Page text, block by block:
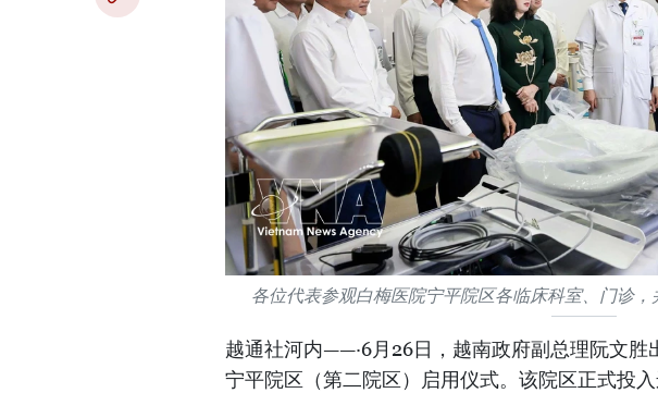
各位代表参观白梅医院宁平院区各临床科室、门诊
越通社河内——·6月26日，越南政府副总理阮文胜
宁平院区（第二院区）启用仪式。该院区正式投